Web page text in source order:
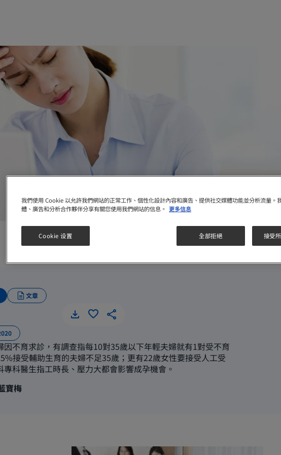
工時長、壓力大難成孕？
文章
因不育求診，有調查指每10對35歲以下年輕夫婦就有1對受不育
接受輔助生育的夫婦不足35歲；更有22歲女性要接受人工受
專科醫生指工時長、壓力大都會影響成孕機會。
寶梅
我們使用 Cookie 以允許我們網站的正常工作、個性化設計內容和廣告、提供社交媒體功能並分析流量。
體、廣告和分析合作夥伴分享有關您使用我們網站的信息。 更多信息
全部拒絕 接受
Cookie 设置